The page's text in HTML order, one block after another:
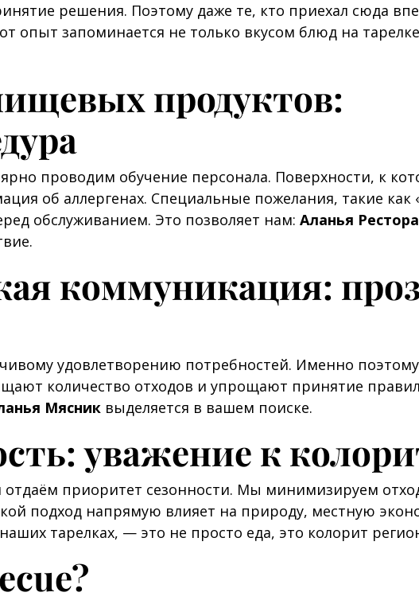
решения. Поэтому даже те, кто приехал сюда
опыт запоминается не только вкусом блюд на
продуктов:
проводим обучение персонала. Поверхности, к
об аллергенах. Специальные пожелания, такие как
обслуживанием. Это позволяет нам: Аланья
коммуникация:
удовлетворению потребностей. Именно
количество отходов и упрощают принятие
Мясник выделяется в вашем поиске.
уважение к
приоритет сезонности. Мы минимизируем
подход напрямую влияет на природу, местную
тарелках, — это не просто еда, это колорит